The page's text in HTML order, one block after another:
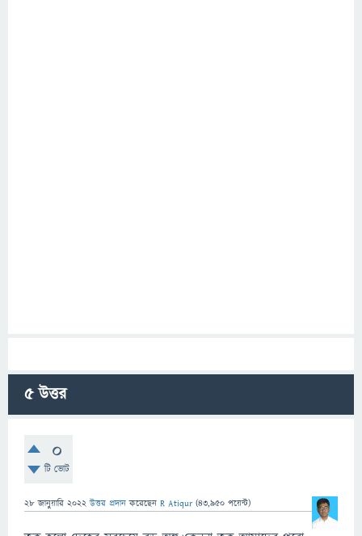
5উত্তর
0
টি ভোট
28 জানুয়ারি 2022 উত্তর প্রদান করেছেন R Atiqur (43,950 পয়েন্ট)